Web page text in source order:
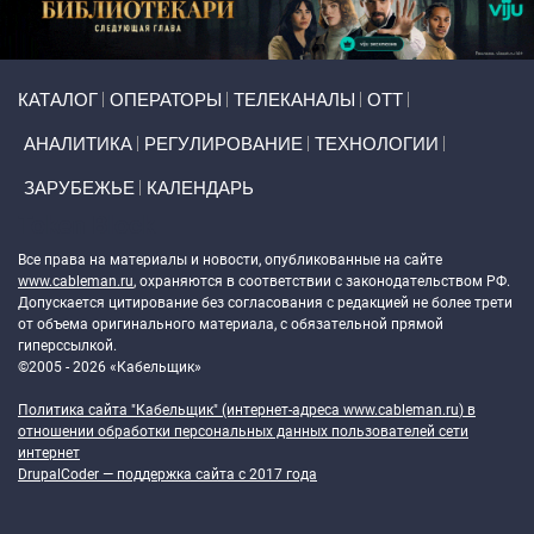
КАТАЛОГ ОПЕРАТОРЫ ТЕЛЕКАНАЛЫ ОТТ
АНАЛИТИКА РЕГУЛИРОВАНИЕ ТЕХНОЛОГИИ
ЗАРУБЕЖЬЕ КАЛЕНДАРЬ
Все права на материалы и новости, опубликованные на сайте
www.cableman.ru, охраняются в соответствии с законодательством РФ.
Допускается цитирование без согласования с редакцией не более трети
от объема оригинального материала, с обязательной прямой
гиперссылкой.
©2005 - 2026 «Кабельщик»
Политика сайта "Кабельщик" (интернет-адреса www.cableman.ru) в
отношении обработки персональных данных пользователей сети
интернет
DrupalCoder — поддержка сайта c 2017 года